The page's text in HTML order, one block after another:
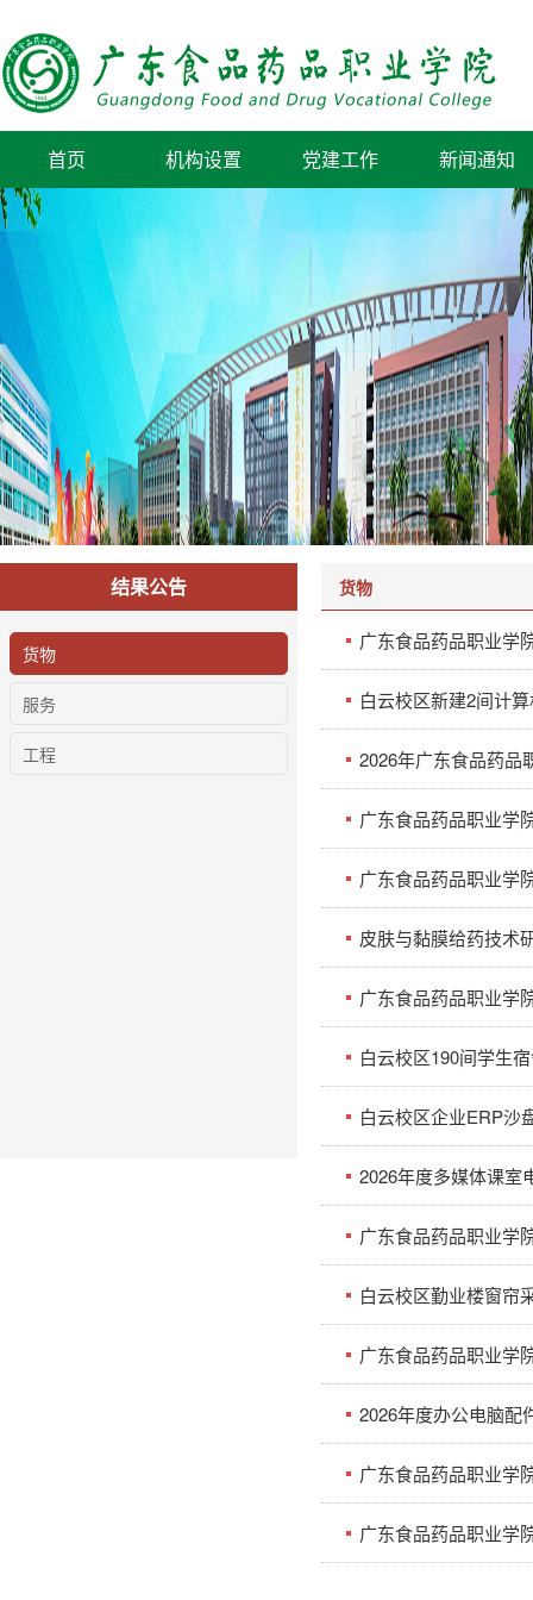
首页 机构设置 党建工作 新闻通知
结果公告
货物
服务
工程
货物
广东食品药品职业学
白云校区新建2间计
2026年广东食品药品
广东食品药品职业学
广东食品药品职业学
皮肤与黏膜给药技术
广东食品药品职业学
白云校区190间学生
2026年度多媒体课室
广东食品药品职业学
白云校区勤业楼窗帘
广东食品药品职业学
2026年度办公电脑配
广东食品药品职业学
广东食品药品职业学